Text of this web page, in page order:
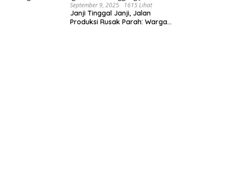
September 9, 2025 1615 Lihat
Janji Tinggal Janji, Jalan
Produksi Rusak Parah: Warga